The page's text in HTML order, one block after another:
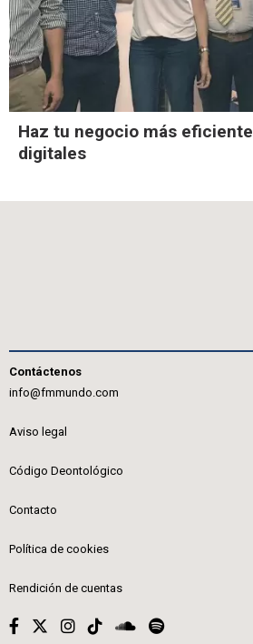
Haz tu negocio más
digitales
Contáctenos
info@fmmundo.com
Aviso legal
Código Deontológico
Contacto
Política de cookies
Rendición de cuentas